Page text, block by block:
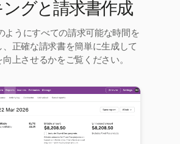
ングと請求書作成
ようにすべての請求可能な時間を
、正確な請求書を簡単に生成して
上させるかをご覧ください。